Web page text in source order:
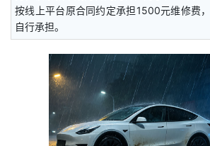
按线上平台原合同约定承担1500元维修费
自行承担。